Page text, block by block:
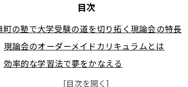
目次
町の塾で大学受験の道を切り拓く現論会の特長
現論会のオーダーメイドカリキュラムとは
効率的な学習法で夢をかなえる
個別指導のメリットを最大化